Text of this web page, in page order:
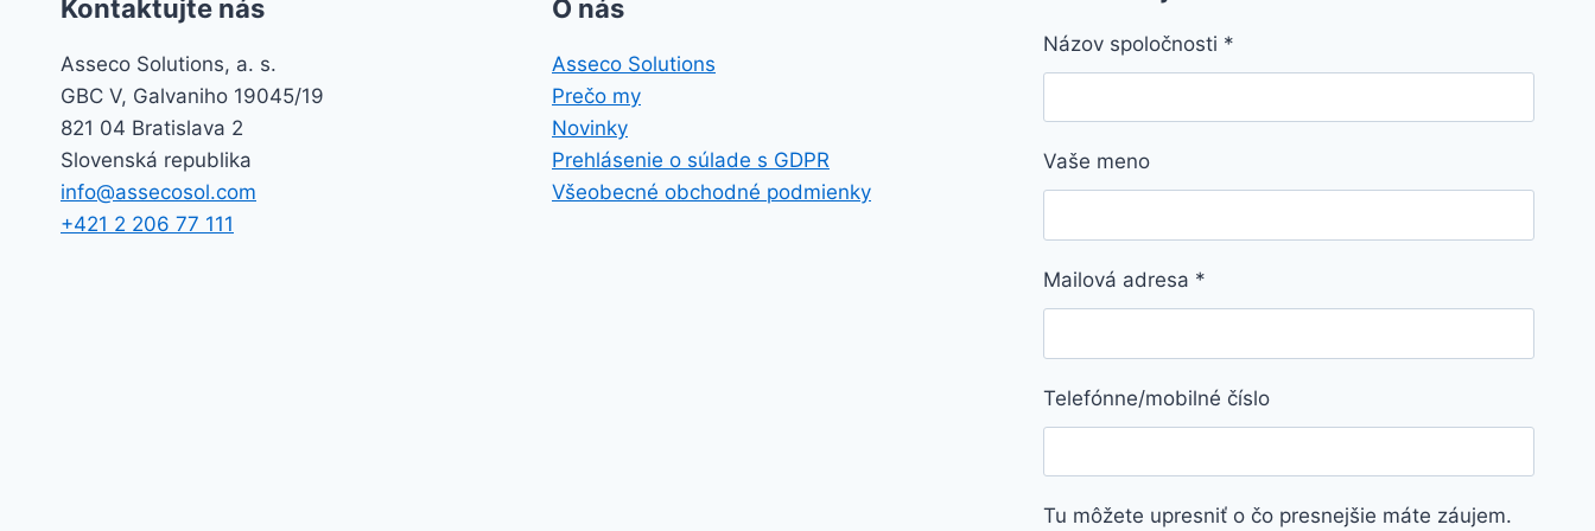
Kontaktujte nás
Asseco Solutions, a. s.
GBC V, Galvaniho 19045/19
821 04 Bratislava 2
Slovenská republika
info@assecosol.com
+421 2 206 77 111
O nás
Asseco Solutions
Prečo my
Novinky
Prehlásenie o súlade s GDPR
Všeobecné obchodné podmienky
Názov spoločnosti *
Vaše meno
Mailová adresa *
Telefónne/mobilné číslo
Tu môžete upresniť o čo presnejšie máte záujem.